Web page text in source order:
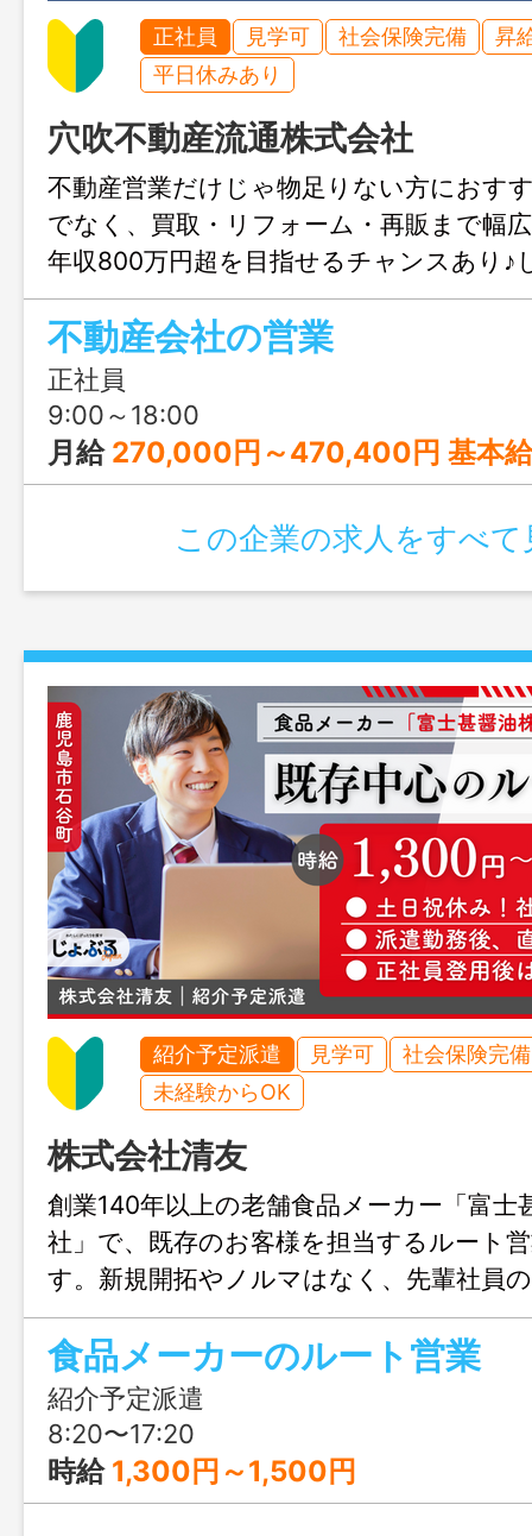
正社員 見学可 社会保険完備
昇
平日休みあり
穴吹不動産流通株式会社
不動産営業だけじゃ物足りない方におす
でなく、買取・リフォーム・再販まで幅
年収800万円超を目指せるチャンスあり♪
休2日＆20時PC自動シャットダウンでプ
切にできる環境です！
不動産会社の営業
正社員
9:00～18:00
月給 270,000円～470,400円 基本給：230,000円～392,000円 固定残業手当代：45,000円～78,400円 ※時間外労働の有無に関わらず、25時間分の時間外手当として支給。25時間を超える時間外労働分についての割増賃金は追加で支給。 ［モデ
この企業の求人をすべて
紹介予定派遣 見学可
社会保険完備
未経験からOK
株式会社清友
創業140年以上の老舗食品メーカー「富士
社」で、既存のお客様を担当するルート
す。新規開拓やノルマはなく、先輩社員
トできるので安心。紹介予定派遣のため
えで正社員を目指せます。正社員登用後
日、賞与年2回（前年度実績4.0ヶ月分）
働ける環境です。
食品メーカーのルート営業
紹介予定派遣
8:20〜17:20
時給 1,300円～1,500円